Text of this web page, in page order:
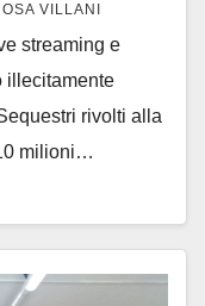
VILLANI
streaming e
illecitamente
rivolti alla
milioni…